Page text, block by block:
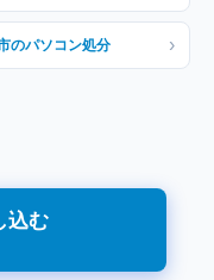
のパソコン処分 ›
込む